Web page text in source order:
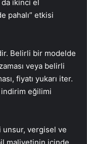
da ikinci el
pahalı” etkisi
Belirli bir modelde
veya belirli
fiyatı yukarı iter.
indirim eğilimi
vergisel ve